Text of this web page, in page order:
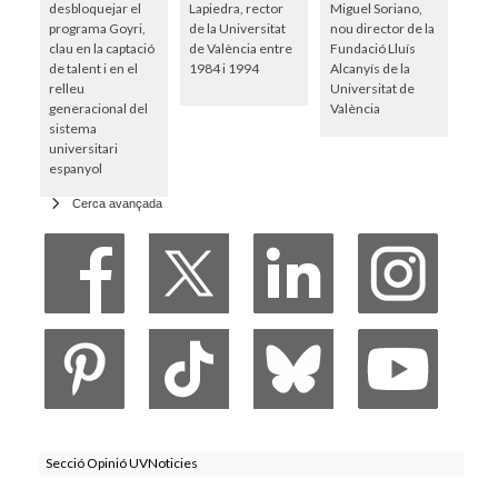
desbloquejar el
programa Goyri,
clau en la captació
de talent i en el
relleu
generacional del
sistema
universitari
espanyol
Lapiedra, rector
de la Universitat
de València entre
1984 i 1994
Miguel Soriano,
nou director de la
Fundació Lluís
Alcanyís de la
Universitat de
València
Cerca avançada
Secció Opinió UVNoticies